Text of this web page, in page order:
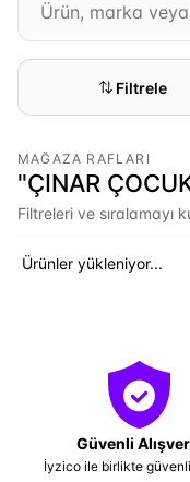
Filtrele
MAĞAZA RAFLARI
"ÇINAR
Filtreleri ve sıralamayı
Ürünler yükleniyor...
Güvenli
İyzico ile birlikte